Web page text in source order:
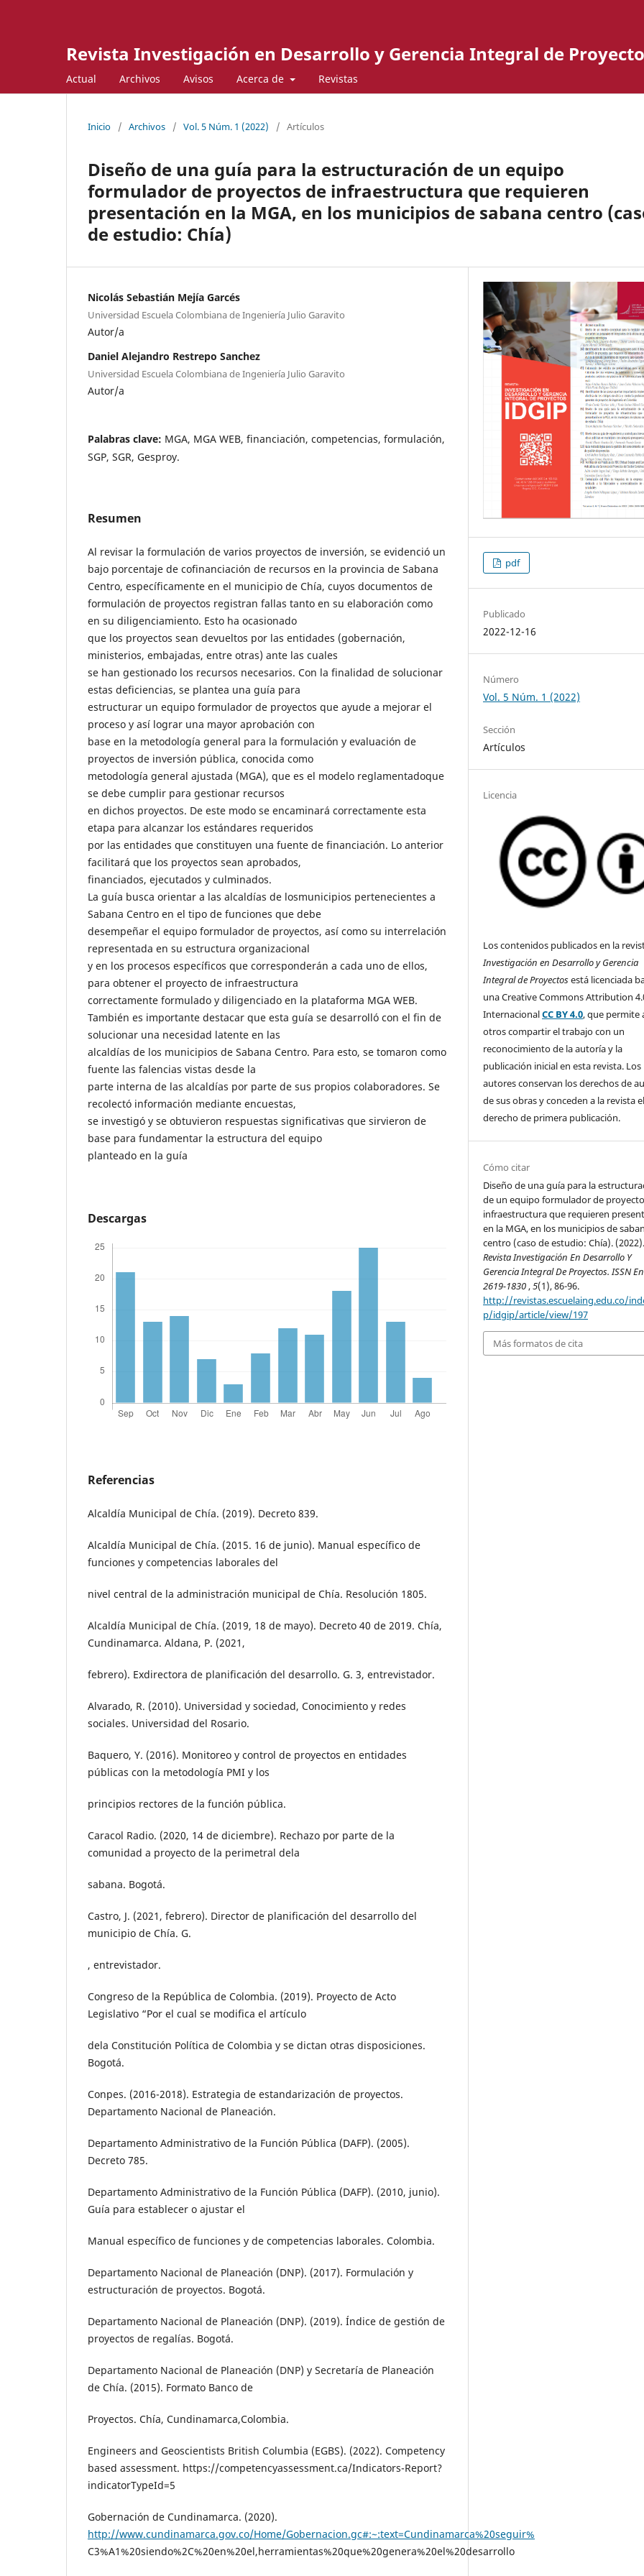
Revista Investigación en Desarrollo y Gerencia Integral de
Actual Archivos Avisos Acerca de Revistas
Inicio / Archivos / Vol. 5 Núm. 1 (2022) / Artículos
Diseño de una guía para la estructuración de un equipo
formulador de proyectos de infraestructura que requieren
presentación en la MGA, en los municipios de sabana centro
de estudio: Chía)
Nicolás Sebastián Mejía Garcés
Universidad Escuela Colombiana de Ingeniería Julio Garavito
Autor/a
Daniel Alejandro Restrepo Sanchez
Universidad Escuela Colombiana de Ingeniería Julio Garavito
Autor/a
Palabras clave: MGA, MGA WEB, financiación, competencias, formulación,
SGP, SGR, Gesproy.
Resumen
Al revisar la formulación de varios proyectos de inversión, se evidenció un
bajo porcentaje de cofinanciación de recursos en la provincia de Sabana
Centro, específicamente en el municipio de Chía, cuyos documentos de
formulación de proyectos registran fallas tanto en su elaboración como
en su diligenciamiento. Esto ha ocasionado
que los proyectos sean devueltos por las entidades (gobernación,
ministerios, embajadas, entre otras) ante las cuales
se han gestionado los recursos necesarios. Con la finalidad de solucionar
estas deficiencias, se plantea una guía para
estructurar un equipo formulador de proyectos que ayude a mejorar el
proceso y así lograr una mayor aprobación con
base en la metodología general para la formulación y evaluación de
proyectos de inversión pública, conocida como
metodología general ajustada (MGA), que es el modelo reglamentadoque
se debe cumplir para gestionar recursos
en dichos proyectos. De este modo se encaminará correctamente esta
etapa para alcanzar los estándares requeridos
por las entidades que constituyen una fuente de financiación. Lo anterior
facilitará que los proyectos sean aprobados,
financiados, ejecutados y culminados.
La guía busca orientar a las alcaldías de losmunicipios pertenecientes a
Sabana Centro en el tipo de funciones que debe
desempeñar el equipo formulador de proyectos, así como su interrelación
representada en su estructura organizacional
y en los procesos específicos que corresponderán a cada uno de ellos,
para obtener el proyecto de infraestructura
correctamente formulado y diligenciado en la plataforma MGA WEB.
También es importante destacar que esta guía se desarrolló con el fin de
solucionar una necesidad latente en las
alcaldías de los municipios de Sabana Centro. Para esto, se tomaron como
fuente las falencias vistas desde la
parte interna de las alcaldías por parte de sus propios colaboradores. Se
recolectó información mediante encuestas,
se investigó y se obtuvieron respuestas significativas que sirvieron de
base para fundamentar la estructura del equipo
planteado en la guía
Descargas
Referencias
Alcaldía Municipal de Chía. (2019). Decreto 839.
Alcaldía Municipal de Chía. (2015. 16 de junio). Manual específico de
funciones y competencias laborales del
nivel central de la administración municipal de Chía. Resolución 1805.
Alcaldía Municipal de Chía. (2019, 18 de mayo). Decreto 40 de 2019. Chía,
Cundinamarca. Aldana, P. (2021,
febrero). Exdirectora de planificación del desarrollo. G. 3, entrevistador.
Alvarado, R. (2010). Universidad y sociedad, Conocimiento y redes
sociales. Universidad del Rosario.
Baquero, Y. (2016). Monitoreo y control de proyectos en entidades
públicas con la metodología PMI y los
principios rectores de la función pública.
Caracol Radio. (2020, 14 de diciembre). Rechazo por parte de la
comunidad a proyecto de la perimetral dela
sabana. Bogotá.
Castro, J. (2021, febrero). Director de planificación del desarrollo del
municipio de Chía. G.
, entrevistador.
Congreso de la República de Colombia. (2019). Proyecto de Acto
Legislativo “Por el cual se modifica el artículo
dela Constitución Política de Colombia y se dictan otras disposiciones.
Bogotá.
Conpes. (2016-2018). Estrategia de estandarización de proyectos.
Departamento Nacional de Planeación.
Departamento Administrativo de la Función Pública (DAFP). (2005).
Decreto 785.
Departamento Administrativo de la Función Pública (DAFP). (2010, junio).
Guía para establecer o ajustar el
Manual específico de funciones y de competencias laborales. Colombia.
Departamento Nacional de Planeación (DNP). (2017). Formulación y
estructuración de proyectos. Bogotá.
Departamento Nacional de Planeación (DNP). (2019). Índice de gestión de
proyectos de regalías. Bogotá.
Departamento Nacional de Planeación (DNP) y Secretaría de Planeación
de Chía. (2015). Formato Banco de
Proyectos. Chía, Cundinamarca,Colombia.
Engineers and Geoscientists British Columbia (EGBS). (2022). Competency
based assessment. https://competencyassessment.ca/Indicators-Report?
indicatorTypeId=5
Gobernación de Cundinamarca. (2020).
http://www.cundinamarca.gov.co/Home/Gobernacion.gc#:~:text=Cundinamarca%20seguir%
C3%A1%20siendo%2C%20en%20el,herramientas%20que%20genera%20el%20desarrollo
pdf
Publicado
2022-12-16
Número
Vol. 5 Núm. 1 (2022)
Sección
Artículos
Licencia
Los contenidos publicados en la
Investigación en Desarrollo y Gerencia
Integral de Proyectosestá licenciada
una Creative Commons Attribution
InternacionalCC BY 4.0, que permite
otros compartir el trabajo con un
reconocimiento de la autoría y la
publicación inicial en esta revista. Los
autores conservan los derechos de
de sus obras y conceden a la revista el
derecho de primera publicación.
Cómo citar
Diseño de una guía para la
de un equipo formulador de
infraestructura que requieren
en la MGA, en los municipios de
centro (caso de estudio: Chía). (2022).
Revista Investigación En Desarrollo Y
Gerencia Integral De Proyectos. ISSN
2619-1830 ,5(1), 86-96.
http://revistas.escuelaing.edu.co/
p/idgip/article/view/197
Más formatos de cita